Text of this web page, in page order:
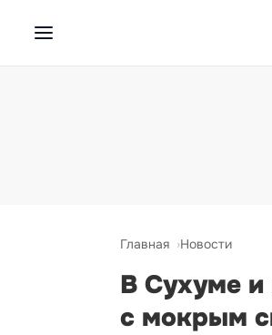
Главная Новости
В Сухуме
с мокрым